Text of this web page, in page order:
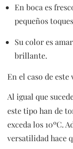
En boca es
pequeños
Su color es
brillante.
En el caso de
Al igual que
este tipo han de
exceda los 10ºC.
versatilidad hace